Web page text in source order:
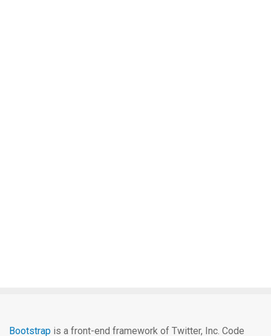
Bootstrap is a front-end framework of Twitter, Inc. Code